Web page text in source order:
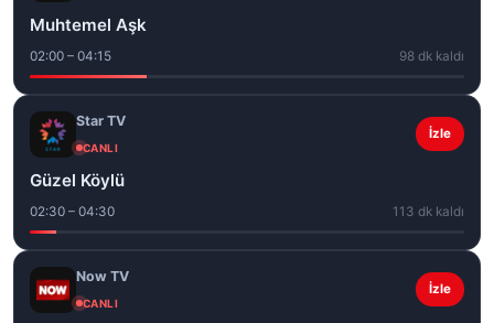
Muhtemel Aşk
02:00 – 04:15 98 dk kaldı
Star TV
CANLI
İzle
Güzel Köylü
02:30 – 04:30 113 dk kaldı
Now TV
CANLI
İzle